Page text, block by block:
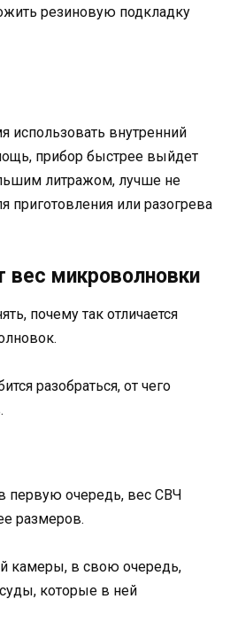
резиновую подкладку
использовать внутренний
прибор быстрее выйдет
литражом, лучше не
приготовления или разогрева
вес микроволновки
почему так отличается
разобраться, от чего
первую очередь, вес СВЧ
размеров.
камеры, в свою очередь,
которые в ней